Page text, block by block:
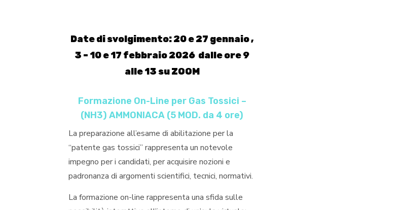
Date di svolgimento: 20 e 27 gennaio ,
3 – 10 e 17 febbraio 2026 dalle ore 9
alle 13 su ZOOM
Formazione On-Line per Gas Tossici –
(NH3) AMMONIACA (5 MOD. da 4 ore)
La preparazione all’esame di abilitazione per la
“patente gas tossici” rappresenta un notevole
impegno per i candidati, per acquisire nozioni e
padronanza di argomenti scientifici, tecnici, normativi.
La formazione on-line rappresenta una sfida sulle